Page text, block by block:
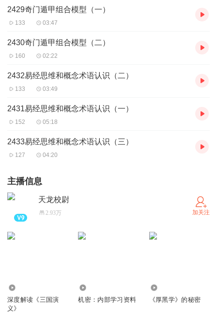
2429奇门遁甲组合模型（一）
133 03:47
2430奇门遁甲组合模型（二）
160 02:22
2432易经思维和概念术语认识（二）
133 03:49
2431易经思维和概念术语认识（一）
152 05:18
2433易经思维和概念术语认识（三）
127 04:20
主播信息
天龙校尉
2.93万 加关注
深度解读《三国演
义》
机密：内部学习资料 《厚黑学》的秘密